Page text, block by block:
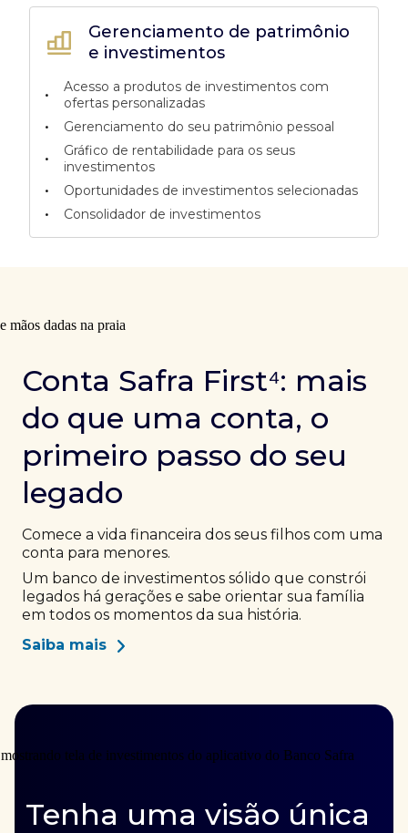
Gerenciamento de patrimônio
e investimentos
•
Acesso a produtos de investimentos com
ofertas personalizadas
• Gerenciamento do seu patrimônio pessoal
•
Gráfico de rentabilidade para os seus
investimentos
• Oportunidades de investimentos selecionadas
• Consolidador de investimentos
Conta Safra First⁴: mais
do que uma conta, o
primeiro passo do seu
legado
Comece a vida financeira dos seus filhos com uma
conta para menores.
Um banco de investimentos sólido que constrói
legados há gerações e sabe orientar sua família
em todos os momentos da sua história.
Saiba mais
Tenha uma visão única